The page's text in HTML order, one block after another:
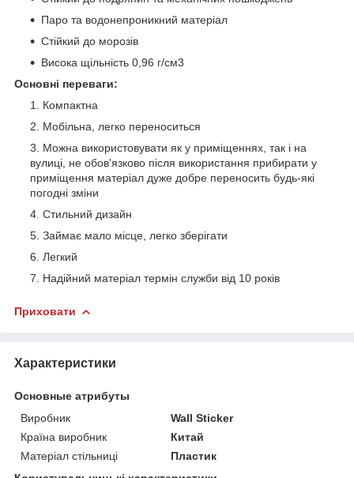
Паро та водонепроникний матеріал
Стійкий до морозів
Висока щільність 0,96 г/см3
Основні переваги:
Компактна
Мобільна, легко переноситься
Можна використовувати як у приміщеннях, так і на
вулиці, не обов'язково після використання прибирати у
приміщення матеріал дуже добре переносить будь-які
погодні зміни
Стильний дизайн
Займає мало місце, легко зберігати
Легкий
Надійний матеріал термін служби від 10 років
Приховати
Характеристики
Основные атрибуты
Виробник
Wall Sticker
Країна виробник
Китай
Матеріал стільниці
Пластик